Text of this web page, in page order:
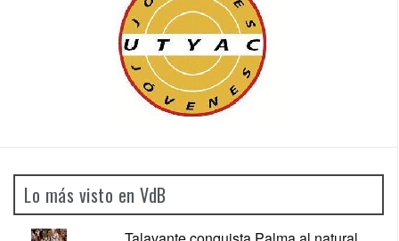
Lo más visto en VdB